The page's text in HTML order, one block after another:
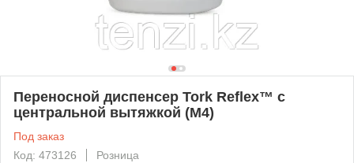
Переносной диспенсер Tork Reflex™ с
центральной вытяжкой (M4)
Под заказ
Код: 473126
Розница